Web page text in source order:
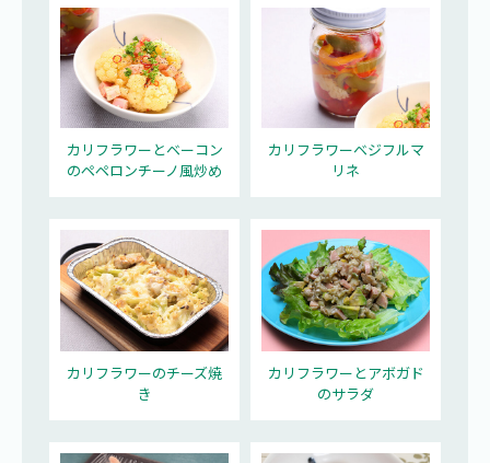
カリフラワーとベーコン
のペペロンチーノ風炒め
カリフラワーベジフルマ
リネ
カリフラワーのチーズ焼
き
カリフラワーとアボガド
のサラダ